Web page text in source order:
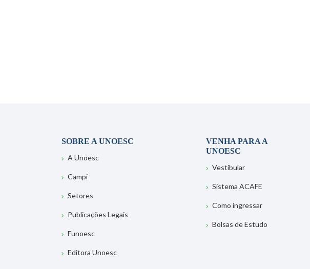
SOBRE A UNOESC
A Unoesc
Campi
Setores
Publicações Legais
Funoesc
Editora Unoesc
VENHA PARA A
UNOESC
Vestibular
Sistema ACAFE
Como ingressar
Bolsas de Estudo